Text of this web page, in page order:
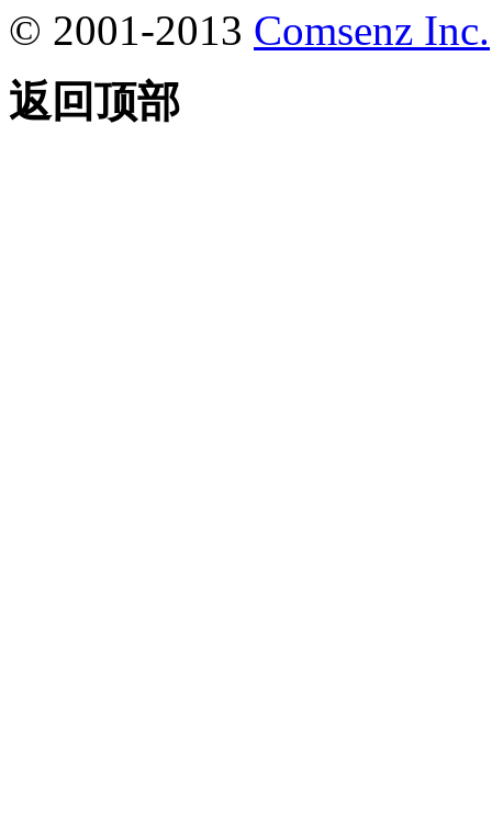
© 2001-2013 Comsenz Inc.
返回顶部